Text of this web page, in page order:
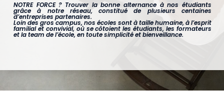
NOTRE FORCE ? Trouver la bonne alternance à nos étudiants
grâce à notre réseau, constitué de plusieurs centaines
d’entreprises partenaires.
Loin des gros campus, nos écoles sont à taille humaine, à l’esprit
familial et convivial, où se côtoient les étudiants, les formateurs
et la team de l’école, en toute simplicité et bienveillance.